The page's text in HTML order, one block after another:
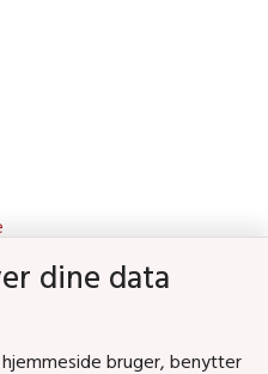
dine data
bruger, benytter